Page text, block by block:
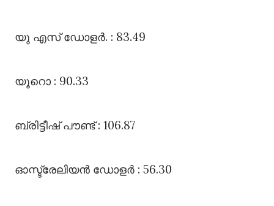
യു എസ്‌ ഡോളർ. : 83.49
യൂറൊ : 90.33
ബ്രിട്ടീഷ്‌ പൗണ്ട്‌ : 106.87
ഓസ്ട്രേലിയൻ ഡോളർ : 56.30